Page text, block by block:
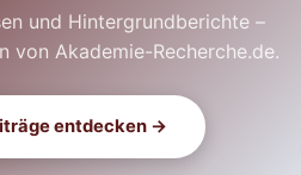
und Hintergrundberichte –
von Akademie-Recherche.de.
entdecken →